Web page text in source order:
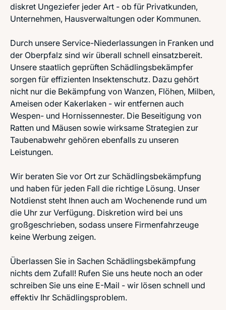
diskret Ungeziefer jeder Art - ob für Privatkunden,
Unternehmen, Hausverwaltungen oder Kommunen.
Durch unsere Service-Niederlassungen in Franken und
der Oberpfalz sind wir überall schnell einsatzbereit.
Unsere staatlich geprüften Schädlingsbekämpfer
sorgen für effizienten Insektenschutz. Dazu gehört
nicht nur die Bekämpfung von Wanzen, Flöhen, Milben,
Ameisen oder Kakerlaken - wir entfernen auch
Wespen- und Hornissennester. Die Beseitigung von
Ratten und Mäusen sowie wirksame Strategien zur
Taubenabwehr gehören ebenfalls zu unseren
Leistungen.
Wir beraten Sie vor Ort zur Schädlingsbekämpfung
und haben für jeden Fall die richtige Lösung. Unser
Notdienst steht Ihnen auch am Wochenende rund um
die Uhr zur Verfügung. Diskretion wird bei uns
großgeschrieben, sodass unsere Firmenfahrzeuge
keine Werbung zeigen.
Überlassen Sie in Sachen Schädlingsbekämpfung
nichts dem Zufall! Rufen Sie uns heute noch an oder
schreiben Sie uns eine E-Mail - wir lösen schnell und
effektiv Ihr Schädlingsproblem.